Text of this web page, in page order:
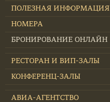
ПОЛЕЗНАЯ ИНФОРМАЦИЯ
НОМЕРА
БРОНИРОВАНИЕ ОНЛАЙН
РЕСТОРАН И ВИП-ЗАЛЫ
КОНФЕРЕНЦ-ЗАЛЫ
АВИА-АГЕНТСТВО